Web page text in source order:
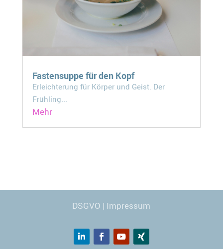
Fastensuppe für den Kopf
Erleichterung für Körper und Geist. Der
Frühling...
Mehr
DSGVO | Impressum